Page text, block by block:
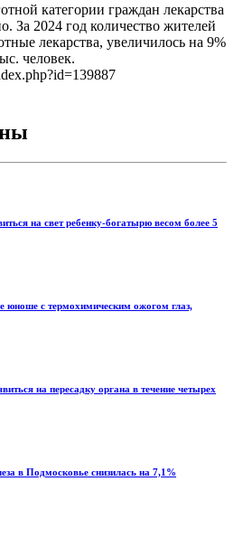
категории граждан лекарства
За 2024 год количество жителей
лекарства, увеличилось на 9%
человек.
на свет ребенку-богатырю весом более 5
юноше с термохимическим ожогом глаз,
на пересадку органа в течение четырех
в Подмосковье снизилась на 7,1%